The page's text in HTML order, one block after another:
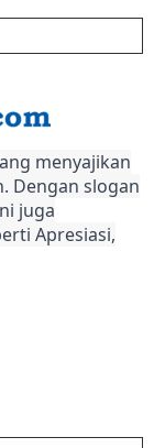
menyajikan
Dengan slogan
juga
Apresiasi,